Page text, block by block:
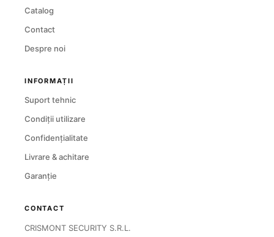
Catalog
Contact
Despre noi
INFORMAȚII
Suport tehnic
Condiții utilizare
Confidențialitate
Livrare & achitare
Garanție
CONTACT
CRISMONT SECURITY S.R.L.